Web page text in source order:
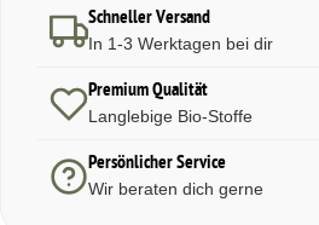
Schneller Versand
In 1-3 Werktagen bei dir
Premium Qualität
Langlebige Bio-Stoffe
Persönlicher Service
Wir beraten dich gerne